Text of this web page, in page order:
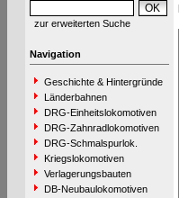
zur erweiterten Suche
Navigation
Geschichte & Hintergründe
Länderbahnen
DRG-Einheitslokomotiven
DRG-Zahnradlokomotiven
DRG-Schmalspurlok.
Kriegslokomotiven
Verlagerungsbauten
DB-Neubaulokomotiven